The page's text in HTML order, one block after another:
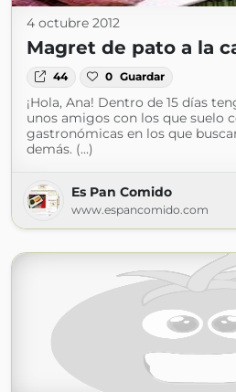
4 octubre 2012
Magret de pato a la
44 0 Guardar
¡Hola, Ana! Dentro de 15 días
unos amigos con los que suelo
gastronómicas en los que
demás. (...)
Es Pan Comido
www.espancomido.com